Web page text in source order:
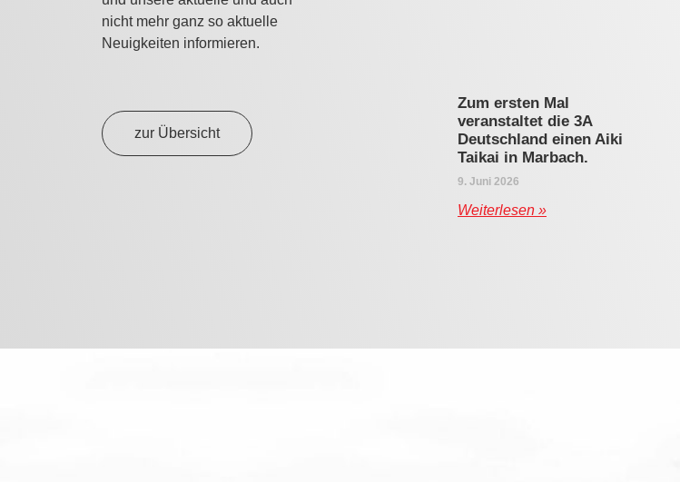
nicht mehr ganz so aktuelle
Neuigkeiten informieren.
zur Übersicht
Zum ersten Mal
veranstaltet die 3A
Deutschland einen Aiki
Taikai in Marbach.
9. Juni 2026
Weiterlesen »